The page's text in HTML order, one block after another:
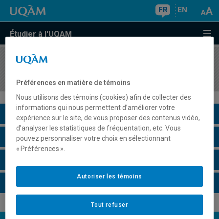
FR EN
Étudier à l'UQAM
COURS//
Description du cours
Horaire - Été 2026
Préférences en matière de témoins
Nous utilisons des témoins (cookies) afin de collecter des
informations qui nous permettent d’améliorer votre
expérience sur le site, de vous proposer des contenus vidéo,
d’analyser les statistiques de fréquentation, etc. Vous
pouvez personnaliser votre choix en sélectionnant
« Préférences ».
Tout refuser
Autoriser les témoins